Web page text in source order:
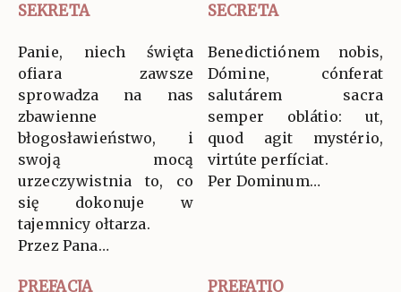
SEKRETA SECRETA
Panie, niech święta
ofiara zawsze
sprowadza na nas
zbawienne
błogosławieństwo, i
swoją mocą
urzeczywistnia to, co
się dokonuje w
tajemnicy ołtarza.
Przez Pana…
Benedictiónem nobis,
Dómine, cónferat
salutárem sacra
semper oblátio: ut,
quod agit mystério,
virtúte perfíciat.
Per Dominum…
PREFACJA PREFATIO